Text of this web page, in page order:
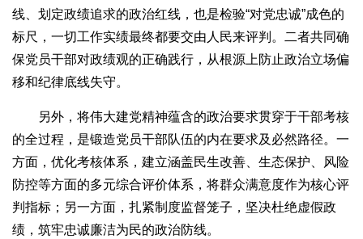
线、划定政绩追求的政治红线，也是检验“对党忠诚”成色的
标尺，一切工作实绩最终都要交由人民来评判。二者共同确
保党员干部对政绩观的正确践行，从根源上防止政治立场偏
移和纪律底线失守。
另外，将伟大建党精神蕴含的政治要求贯穿于干部考核
的全过程，是锻造党员干部队伍的内在要求及必然路径。一
方面，优化考核体系，建立涵盖民生改善、生态保护、风险
防控等方面的多元综合评价体系，将群众满意度作为核心评
判指标；另一方面，扎紧制度监督笼子，坚决杜绝虚假政
绩，筑牢忠诚廉洁为民的政治防线。